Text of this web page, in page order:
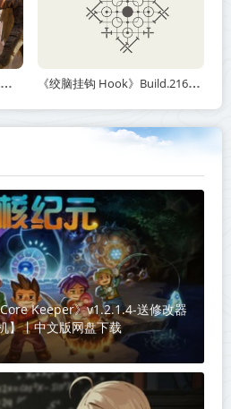
《前线 The Front》v1.5.7丨中文版网盘下载 《绞脑挂钩 Hook》Build.21678887-免安装中文版丨中文版网盘下载
Keeper》v1.2.1.4-送修改器
】丨中文版网盘下载